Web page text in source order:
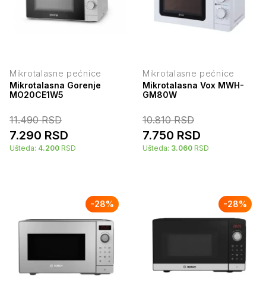
Mikrotalasne pećnice
Mikrotalasna Gorenje
MO20CE1W5
11.490RSD
7.290 RSD
Ušteda: 4.200 RSD
Mikrotalasne pećnice
Mikrotalasna Vox MWH-
GM80W
10.810RSD
7.750 RSD
Ušteda: 3.060 RSD
-28% -28%